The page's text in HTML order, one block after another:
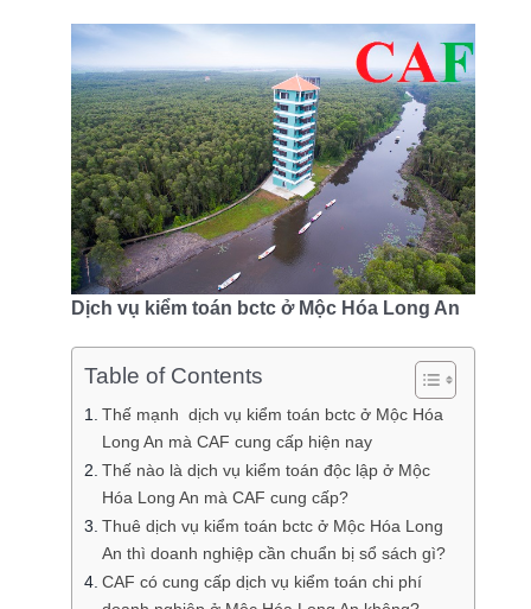
Dịch vụ kiểm toán bctc ở Mộc Hóa Long An
Table of Contents
Thế mạnh dịch vụ kiểm toán bctc ở Mộc Hóa
Long An mà CAF cung cấp hiện nay
Thế nào là dịch vụ kiểm toán độc lập ở Mộc
Hóa Long An mà CAF cung cấp?
Thuê dịch vụ kiểm toán bctc ở Mộc Hóa Long
An thì doanh nghiệp cần chuẩn bị sổ sách gì?
CAF có cung cấp dịch vụ kiểm toán chi phí